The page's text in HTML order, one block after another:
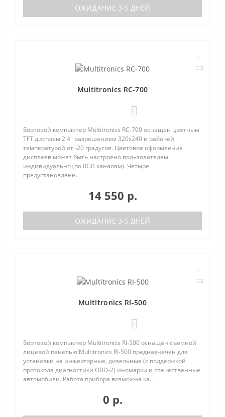
ОЖИДАНИЕ 3-5 ДНЕЙ
Multitronics RC-700
Бортовой компьютер Multitronics RC-700 оснащен цветным
TFT дисплем 2.4" разрешением 320х240 и рабочей
температурой от -20 градусов. Цветовое оформление
дисплеев может быть настроено пользователем
индивидуально (по RGB каналам). Четыре
предустановленн..
14 550 р.
ОЖИДАНИЕ 3-5 ДНЕЙ
Multitronics RI-500
Бортовой компьютер Multitronics RI-500 оснащен съемной
лицевой панелью!Multitronics RI-500 предназначен для
установки на инжекторные, дизельные (с поддержкой
протокола диагностики OBD-2) иномарки и отечественные
автомобили. Работа прибора возможна ка..
0 р.